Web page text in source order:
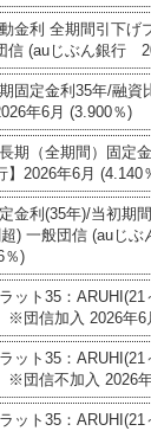
金利 全期間引下げ
信 (auじぶん銀行
固定金利35年/融資
年6月 (3.900％)
期（全期間）固定
】2026年6月 (4.140
金利(35年)/当初期
) 一般団信 (auじぶ
％)
ット35：
団信加入 2026年6
ット35：
団信不加入 2026
ット35：